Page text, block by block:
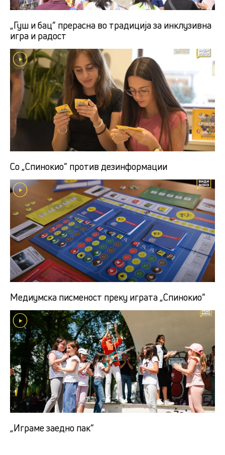
„Гуш и бац“ прерасна во традиција за инклузивна
игра и радост
Со „Спинокио“ против дезинформации
Медиумска писменост преку играта „Спинокио“
„Играме заедно пак“